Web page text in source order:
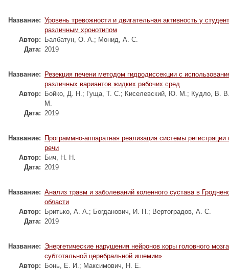
Название: Уровень тревожности и двигательная активность у
различным хронотипом
Автор:
Балбатун, О. А.; Монид, А. С.
Дата: 2019
Название:
Резекция печени методом гидродиссекции с
различных вариантов жидких рабочих сред
Автор:
Бойко, Д. Н.; Гуща, Т. С.; Киселевский, Ю. М.; Кудло, В.
М.
Дата: 2019
Название:
Программно-аппаратная реализация системы регистрации
речи
Автор:
Бич, Н. Н.
Дата: 2019
Название: Анализ травм и заболеваний коленного сустава в
области
Автор:
Бритько, А. А.; Богданович, И. П.; Вертоградов, А. С.
Дата: 2019
Название: Энергетические нарушения нейронов коры головного
субтотальной церебральной ишемии»
Автор:
Бонь, Е. И.; Максимович, Н. Е.